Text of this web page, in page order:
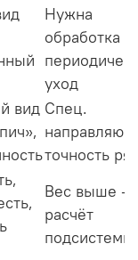
Нужна
обработка и
уход
вид Спец.
точность
Вес выше —
расчёт
подсистемы